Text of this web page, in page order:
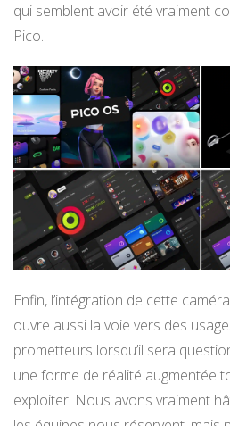
qui semblent avoir été vraiment
Pico.
Enfin, l’intégration de cette
ouvre aussi la voie vers des
prometteurs lorsqu’il sera
une forme de réalité augmentée
exploiter. Nous avons vraiment